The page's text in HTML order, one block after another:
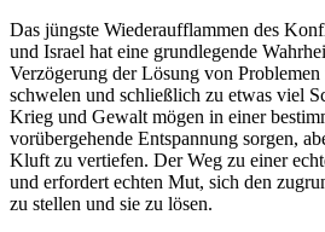
Das jüngste Wiederaufflammen des
und Israel hat eine grundlegende
Verzögerung der Lösung von
schwelen und schließlich zu etwas viel
Krieg und Gewalt mögen in einer
vorübergehende Entspannung sorgen,
Kluft zu vertiefen. Der Weg zu einer
und erfordert echten Mut, sich den
zu stellen und sie zu lösen.